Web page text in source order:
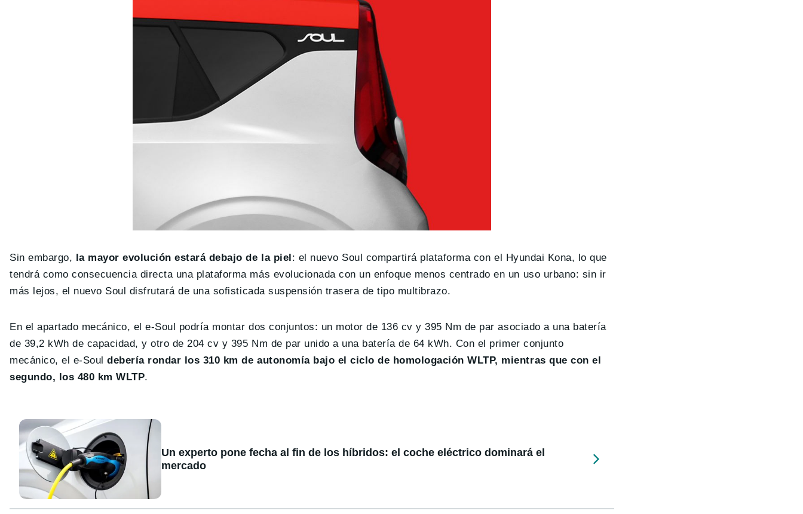
Sin embargo, la mayor evolución estará debajo de la piel : el nuevo Soul compartirá plataforma con el Hyundai Kona, lo que
tendrá como consecuencia directa una plataforma más evolucionada con un enfoque menos centrado en un uso urbano: sin ir
más lejos, el nuevo Soul disfrutará de una sofisticada suspensión trasera de tipo multibrazo.
En el apartado mecánico, el e-Soul podría montar dos conjuntos: un motor de 136 cv y 395 Nm de par asociado a una batería
de 39,2 kWh de capacidad, y otro de 204 cv y 395 Nm de par unido a una batería de 64 kWh. Con el primer conjunto
mecánico, el e-Souldebería rondar los 310 km de autonomía bajo el ciclo de homologación WLTP, mientras que con el
segundo, los 480 km WLTP.
Un experto pone fecha al fin de los híbridos: el coche eléctrico dominará el
mercado